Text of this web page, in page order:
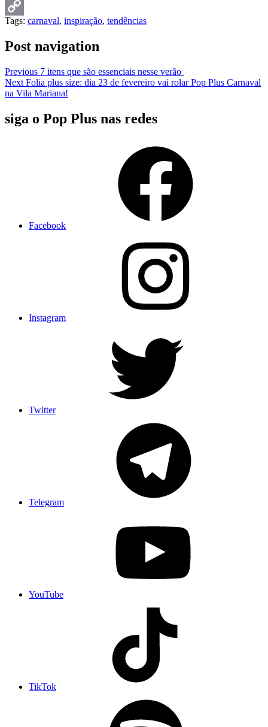
Messenger
Copy
Link
Tags: carnaval, inspiração, tendências
Post navigation
Previous 7 itens que são essenciais nesse verão
Next Folia plus size: dia 23 de fevereiro vai rolar Pop Plus Carnaval
na Vila Mariana!
siga o Pop Plus nas redes
Facebook
Instagram
Twitter
Telegram
YouTube
TikTok